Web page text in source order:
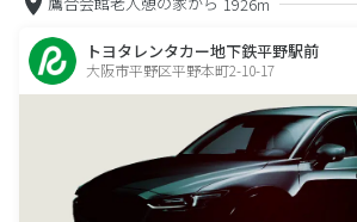
トヨタレンタカー地下鉄平野駅前
大阪市平野区平野本町2-10-17